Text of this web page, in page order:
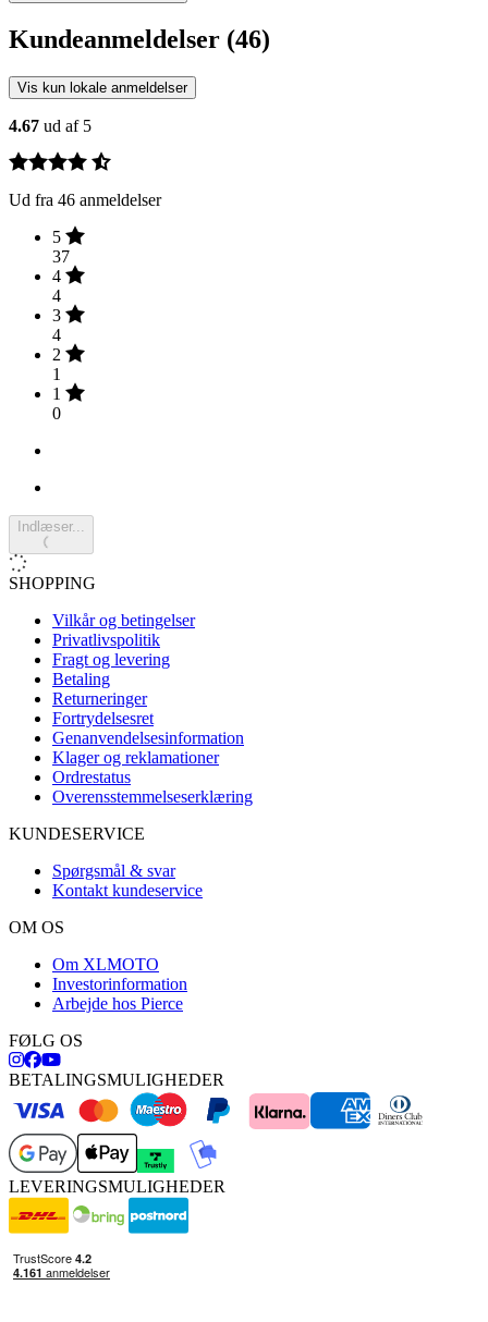
Kundeanmeldelser (46)
Vis kun lokale anmeldelser
4.67 ud af 5
Ud fra 46 anmeldelser
5
37
4
4
3
4
2
1
1
0
Indlæser...
SHOPPING
Vilkår og betingelser
Privatlivspolitik
Fragt og levering
Betaling
Returneringer
Fortrydelsesret
Genanvendelsesinformation
Klager og reklamationer
Ordrestatus
Overensstemmelseserklæring
KUNDESERVICE
Spørgsmål & svar
Kontakt kundeservice
OM OS
Om XLMOTO
Investorinformation
Arbejde hos Pierce
FØLG OS
BETALINGSMULIGHEDER
LEVERINGSMULIGHEDER